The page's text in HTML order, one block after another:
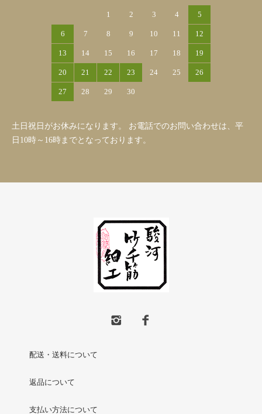
1 2 3 4 5
6 7 8 9 10 11 12
13 14 15 16 17 18 19
20 21 22 23 24 25 26
27 28 29 30
土日祝日がお休みになります。 お電話でのお問い合わせは、平
日10時～16時までとなっております。
配送・送料について
返品について
支払い方法について